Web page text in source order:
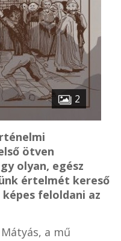
2
ötven
olyan, egész
értelmét kereső
feloldani az
a mű